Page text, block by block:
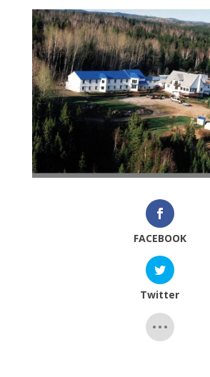
FACEBOOK
Twitter